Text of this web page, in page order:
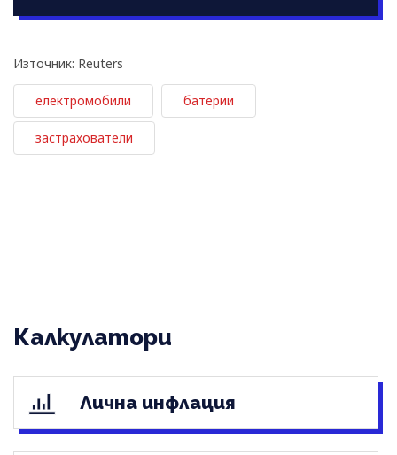
Източник: Reuters
електромобили батерии
застрахователи
Калкулатори
Лична инфлация